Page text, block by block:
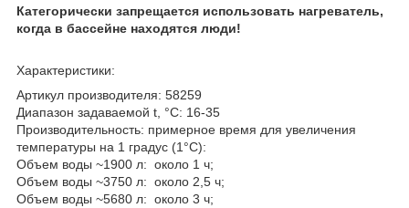
Категорически запрещается использовать нагреватель,
когда в бассейне находятся люди!
Характеристики:
Артикул производителя: 58259
Диапазон задаваемой t, °C: 16-35
Производительность: примерное время для увеличения
температуры на 1 градус (1°C):
Объем воды ~1900 л: около 1 ч;
Объем воды ~3750 л: около 2,5 ч;
Объем воды ~5680 л: около 3 ч;